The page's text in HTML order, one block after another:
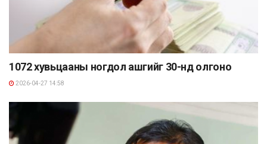
1072 хувьцааны ногдол ашгийг 30-нд олгоно
2026-04-27 14:58